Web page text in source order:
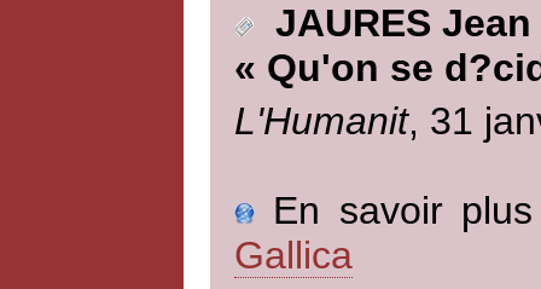
JAURES Jean
« Qu'on se
L'Humanit, 31
En savoir
Gallica